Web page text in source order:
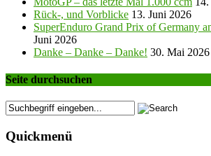
Rück-, und Vorblicke 13. Juni 2026
SuperEnduro Grand Prix of Germany
Juni 2026
Danke – Danke – Danke! 30. Mai 2026
Seite durchsuchen
Quickmenü